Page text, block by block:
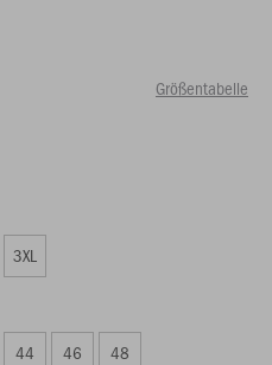
Größentabelle
3XL
44 46 48